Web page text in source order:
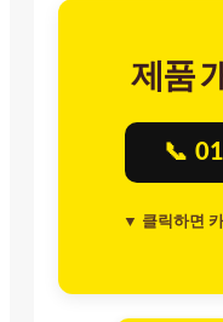
제품
📞
▼ 클릭하면